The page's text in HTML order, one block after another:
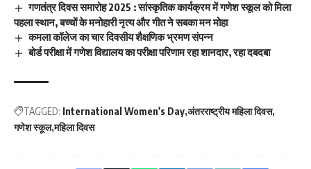
गणतंत्र दिवस समारोह 2025 : सांस्कृतिक कार्यक्रम में गणेश स्कूल को मिला
पहला स्थान, बच्चों के मनोहारी नृत्य और गीत ने सबका मन मोहा
कमला कॉलेज का चार दिवसीय शैक्षणिक भ्रमण संपन्न
बोर्ड परीक्षा में गणेश विद्यालय का परीक्षा परिणाम रहा शानदार, रहा दबदबा
TAGGED: International Women's Day अंतरराष्ट्रीय महिला दिवस
गणेश स्कूल महिला दिवस